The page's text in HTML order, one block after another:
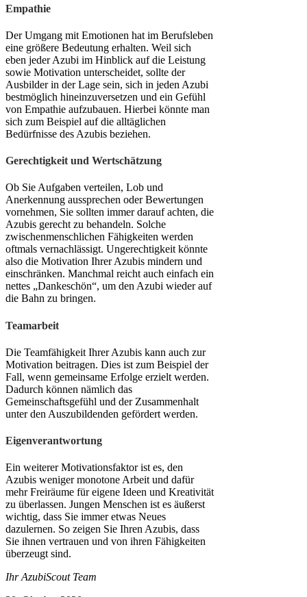
Empathie
Der Umgang mit Emotionen hat im Berufsleben
eine größere Bedeutung erhalten. Weil sich
eben jeder Azubi im Hinblick auf die Leistung
sowie Motivation unterscheidet, sollte der
Ausbilder in der Lage sein, sich in jeden Azubi
bestmöglich hineinzuversetzen und ein Gefühl
von Empathie aufzubauen. Hierbei könnte man
sich zum Beispiel auf die alltäglichen
Bedürfnisse des Azubis beziehen.
Gerechtigkeit und Wertschätzung
Ob Sie Aufgaben verteilen, Lob und
Anerkennung aussprechen oder Bewertungen
vornehmen, Sie sollten immer darauf achten, die
Azubis gerecht zu behandeln. Solche
zwischenmenschlichen Fähigkeiten werden
oftmals vernachlässigt. Ungerechtigkeit könnte
also die Motivation Ihrer Azubis mindern und
einschränken. Manchmal reicht auch einfach ein
nettes „Dankeschön“, um den Azubi wieder auf
die Bahn zu bringen.
Teamarbeit
Die Teamfähigkeit Ihrer Azubis kann auch zur
Motivation beitragen. Dies ist zum Beispiel der
Fall, wenn gemeinsame Erfolge erzielt werden.
Dadurch können nämlich das
Gemeinschaftsgefühl und der Zusammenhalt
unter den Auszubildenden gefördert werden.
Eigenverantwortung
Ein weiterer Motivationsfaktor ist es, den
Azubis weniger monotone Arbeit und dafür
mehr Freiräume für eigene Ideen und Kreativität
zu überlassen. Jungen Menschen ist es äußerst
wichtig, dass Sie immer etwas Neues
dazulernen. So zeigen Sie Ihren Azubis, dass
Sie ihnen vertrauen und von ihren Fähigkeiten
überzeugt sind.
Ihr AzubiScout Team